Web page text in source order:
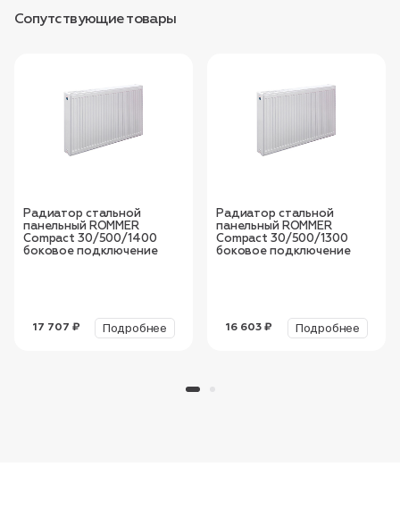
Сопутствующие товары
Радиатор стальной
панельный ROMMER
Compact 30/500/1400
боковое подключение
17 707 ₽ Подробнее
Радиатор стальной
панельный ROMMER
Compact 30/500/1300
боковое подключение
16 603 ₽ Подробнее